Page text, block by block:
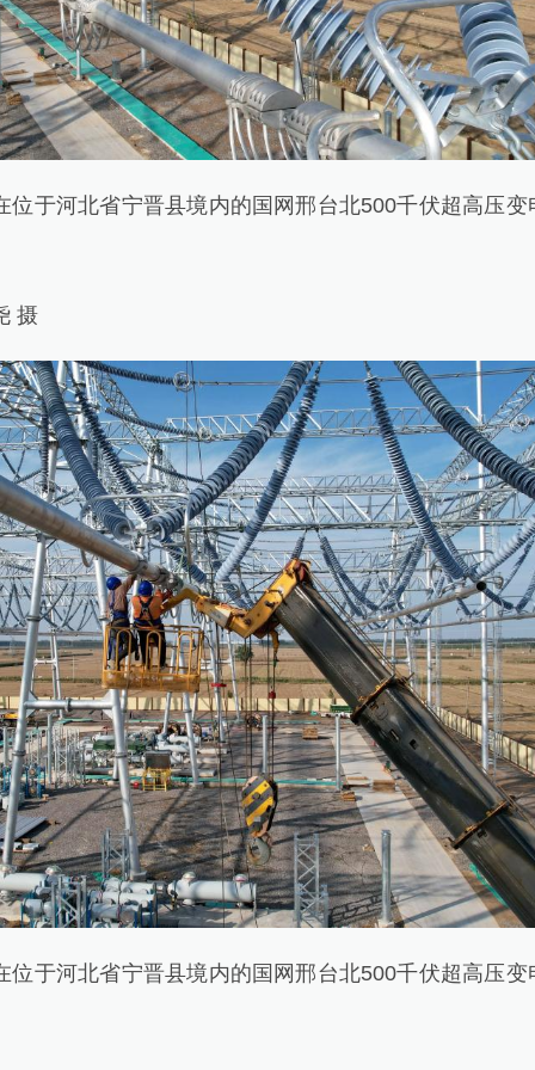
河北省宁晋县境内的国网邢台北500千伏超高压变
摄
河北省宁晋县境内的国网邢台北500千伏超高压变